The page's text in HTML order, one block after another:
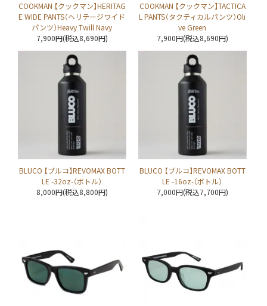
COOKMAN 【クックマン】HERITAG
E WIDE PANTS（ヘリテージワイド
パンツ）Heavy Twill Navy
7,900円(税込8,690円)
COOKMAN 【クックマン】TACTICA
L PANTS（タクティカルパンツ）Oli
ve Green
7,900円(税込8,690円)
BLUCO 【ブルコ】REVOMAX BOTT
LE -32oz-（ボトル）
8,000円(税込8,800円)
BLUCO 【ブルコ】REVOMAX BOTT
LE -16oz-（ボトル）
7,000円(税込7,700円)